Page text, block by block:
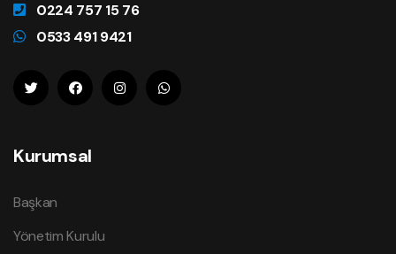
0224 757 15 76
0533 491 9421
Kurumsal
Başkan
Yönetim Kurulu